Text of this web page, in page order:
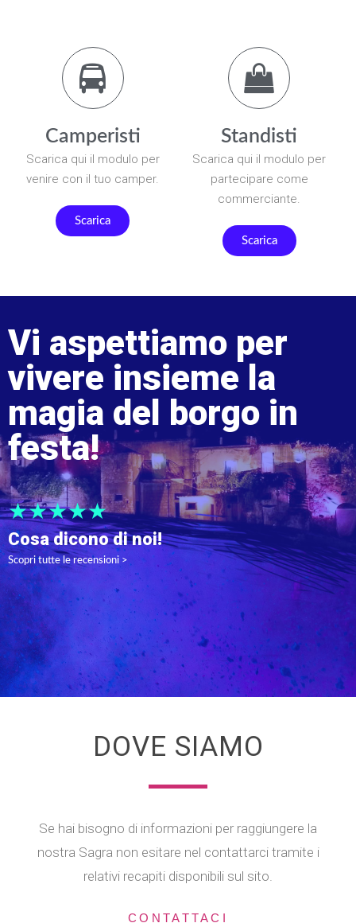
Camperisti
Scarica qui il modulo per
venire con il tuo camper.
Scarica
Standisti
Scarica qui il modulo per
partecipare come
commerciante.
Scarica
Vi aspettiamo per
vivere insieme la
magia del borgo in
festa!
★★★★★
Cosa dicono di noi!
Scopri tutte le recensioni >
DOVE SIAMO
Se hai bisogno di informazioni per raggiungere la
nostra Sagra non esitare nel contattarci tramite i
relativi recapiti disponibili sul sito.
CONTATTACI